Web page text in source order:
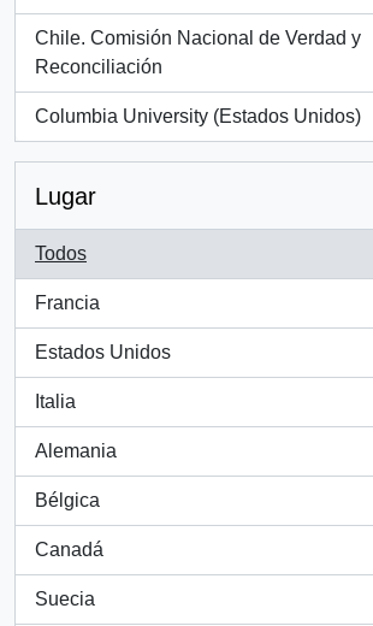
Chile. Comisión Nacional de Verdad y
Reconciliación
, 1 resultados
Columbia University (Estados Unidos)
, 1 resultados
Lugar
Todos
Francia
, 45 resultados
Estados Unidos
, 21 resultados
Italia
, 18 resultados
Alemania
, 13 resultados
Bélgica
, 13 resultados
Canadá
, 10 resultados
Suecia
, 9 resultados